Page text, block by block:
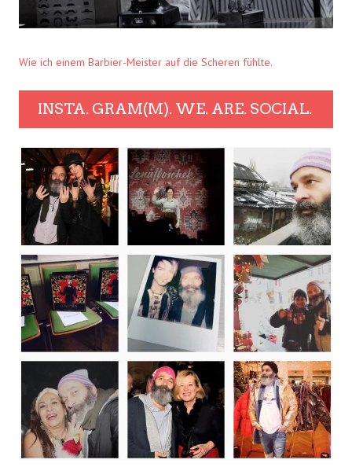
Wie ich einem Barbier-Meister auf die Scheren fühlte.
INSTA. GRAM(M). WE. ARE. SOCIAL.